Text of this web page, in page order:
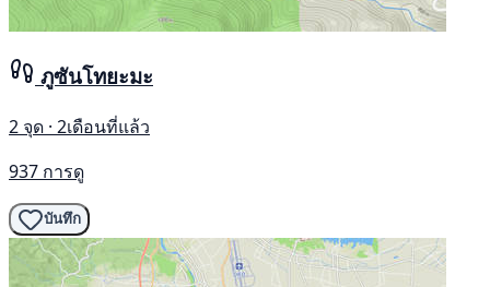
ภูซันโทยะมะ
2 จุด · 2เดือนที่แล้ว
937 การดู
บันทึก